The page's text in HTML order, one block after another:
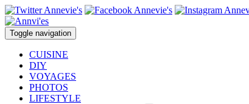
Toggle navigation
CUISINE
DIY
VOYAGES
PHOTOS
LIFESTYLE